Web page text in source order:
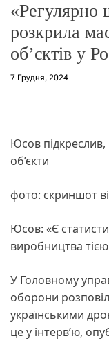
«Регулярно
розкрила
об’єктів у
7 Грудня, 2024
Юсов
об’єкти
фото: скриншот
Юсов: «Є
виробництва
У Головному
оборони
українськими
це у інтерв’ю,